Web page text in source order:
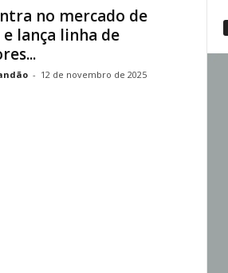
no mercado de
e lança linha de
- 12 de novembro de 2025